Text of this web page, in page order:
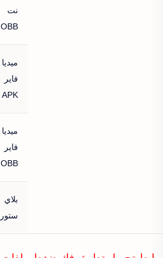
نت
OBB
ميديا
فاير
APK
ميديا
فاير
OBB
بلاي
ستور